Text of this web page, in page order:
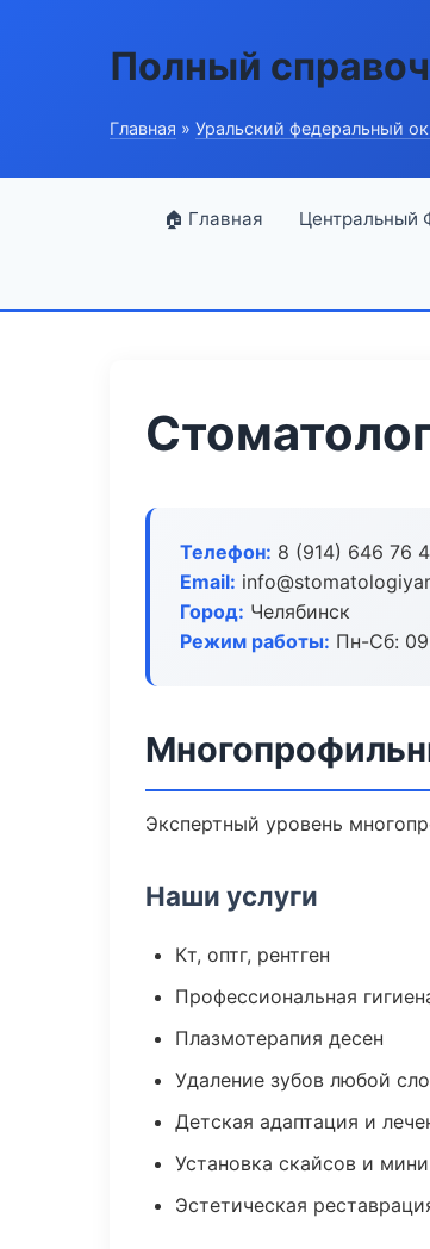
Полный
Главная » Уральский федеральный
🏠 Главная Центральный
Телефон: 8 (914) 646 76
Email:
Город: Челябинск
Режим работы: Пн-Сб:
Экспертный уровень
Наши услуги
Кт, оптг, рентген
Профессиональная
Плазмотерапия десен
Удаление зубов любой
Детская адаптация и
Установка скайсов и
Эстетическая